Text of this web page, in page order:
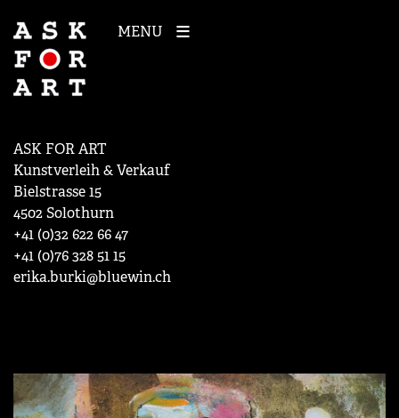
MENU
ASK FOR ART
Kunstverleih & Verkauf
Bielstrasse 15
4502 Solothurn
+41 (0)32 622 66 47
+41 (0)76 328 51 15
erika.burki@bluewin.ch